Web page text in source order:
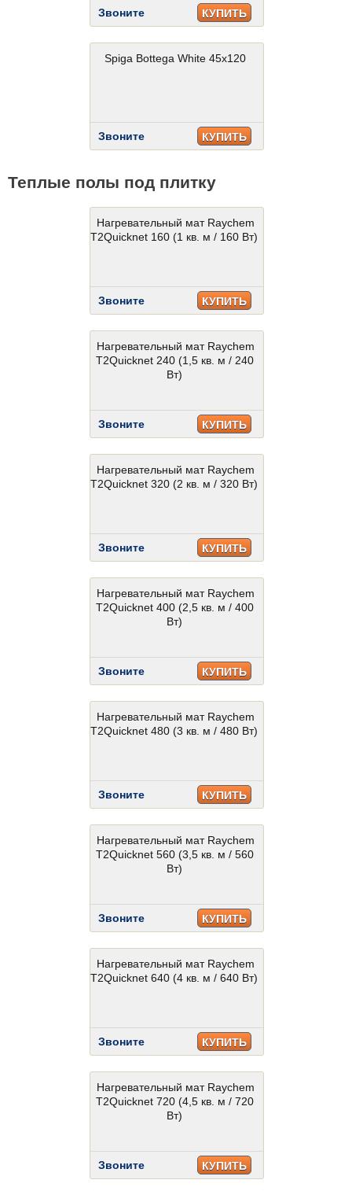
Звоните КУПИТЬ
Spiga Bottega White 45x120
Звоните КУПИТЬ
Теплые полы под плитку
Нагревательный мат Raychem
T2Quicknet 160 (1 кв. м / 160 Вт)
Звоните КУПИТЬ
Нагревательный мат Raychem
T2Quicknet 240 (1,5 кв. м / 240
Вт)
Звоните КУПИТЬ
Нагревательный мат Raychem
T2Quicknet 320 (2 кв. м / 320 Вт)
Звоните КУПИТЬ
Нагревательный мат Raychem
T2Quicknet 400 (2,5 кв. м / 400
Вт)
Звоните КУПИТЬ
Нагревательный мат Raychem
T2Quicknet 480 (3 кв. м / 480 Вт)
Звоните КУПИТЬ
Нагревательный мат Raychem
T2Quicknet 560 (3,5 кв. м / 560
Вт)
Звоните КУПИТЬ
Нагревательный мат Raychem
T2Quicknet 640 (4 кв. м / 640 Вт)
Звоните КУПИТЬ
Нагревательный мат Raychem
T2Quicknet 720 (4,5 кв. м / 720
Вт)
Звоните КУПИТЬ